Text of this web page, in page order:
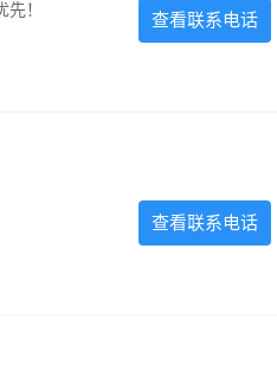
！ 查看联系电话
查看联系电话